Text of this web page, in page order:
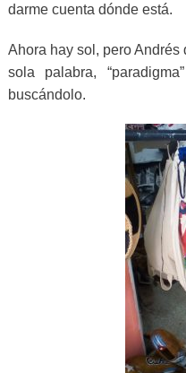
darme cuenta dónde está.
Ahora hay sol, pero
sola palabra,
buscándolo.